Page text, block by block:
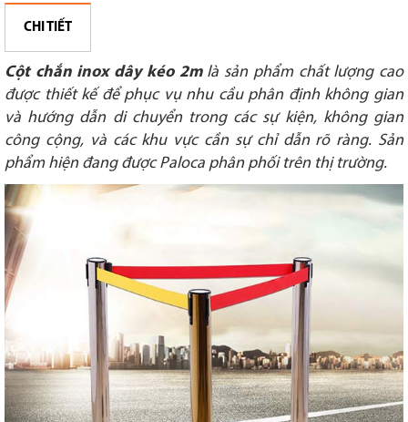
CHI TIẾT
Cột chắn inox dây kéo 2mlà sản phẩm chất lượng cao
được thiết kế để phục vụ nhu cầu phân định không gian
và hướng dẫn di chuyển trong các sự kiện, không gian
công cộng, và các khu vực cần sự chỉ dẫn rõ ràng. Sản
phẩm hiện đang được Paloca phân phối trên thị trường.